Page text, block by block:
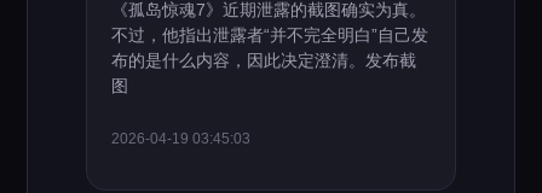
《孤岛惊魂7》近期泄露的截图确实为真。
不过，他指出泄露者“并不完全明白”自己发
布的是什么内容，因此决定澄清。发布截
图
2026-04-19 03:45:03